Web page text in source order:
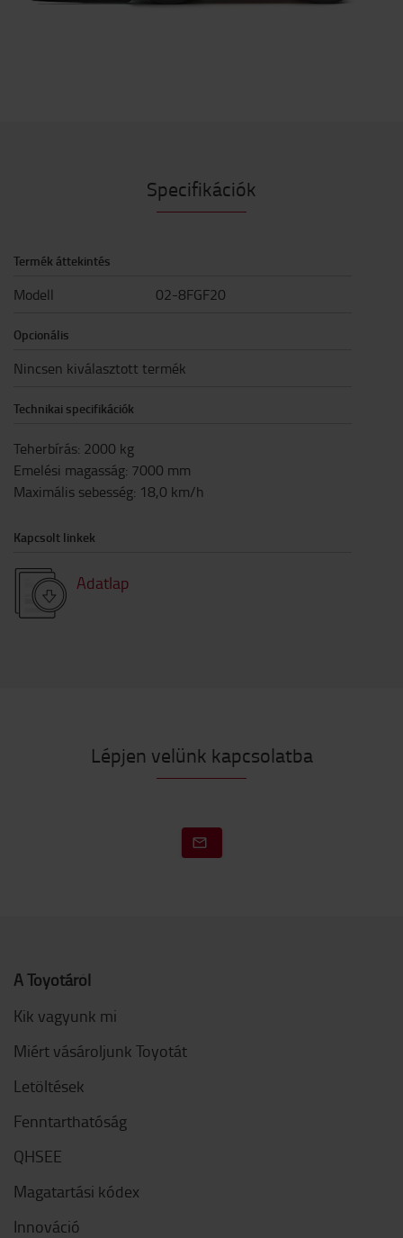
Specifikációk
Termék áttekintés
Modell 02-8FGF20
Opcionális
Nincsen kiválasztott termék
Technikai specifikációk
Teherbírás: 2000 kg
Emelési magasság: 7000 mm
Maximális sebesség: 18,0 km/h
Kapcsolt linkek
Adatlap
Lépjen velünk kapcsolatba
A Toyotáról
Kik vagyunk mi
Miért vásároljunk Toyotát
Letöltések
Fenntarthatóság
QHSEE
Magatartási kódex
Innováció